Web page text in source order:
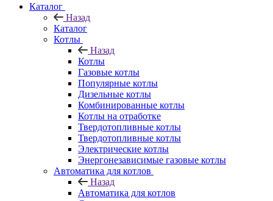
Каталог
Назад
Каталог
Котлы
Назад
Котлы
Газовые котлы
Популярные котлы
Дизельные котлы
Комбинированные котлы
Котлы на отработке
Твердотопливные котлы
Твердотопливные котлы
Электрические котлы
Энергонезависимые газовые котлы
Автоматика для котлов
Назад
Автоматика для котлов